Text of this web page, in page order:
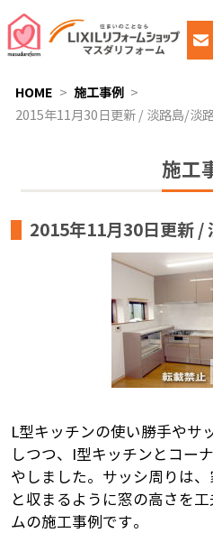
HOME
施工事例
2015年11月30日更新 / 淡路島/淡
施工
2015年11月30日更新 /
L型キッチンの使い勝手やサ
しつつ、I型キッチンとコー
やしました。サッシ周りは
と収まるように窓の高さを
ムの施工事例です。